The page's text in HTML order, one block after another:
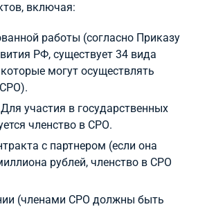
включая:
работы (согласно Приказу
РФ, существует 34 вида
могут осуществлять
участия в государственных
членство в СРО.
с партнером (если она
рублей, членство в СРО
(членами СРО должны быть